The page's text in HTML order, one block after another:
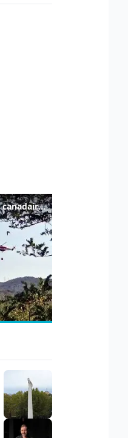
Le fiamme avanzano verso l’autostrada: canadair in azione tra Monfalcone e Duino